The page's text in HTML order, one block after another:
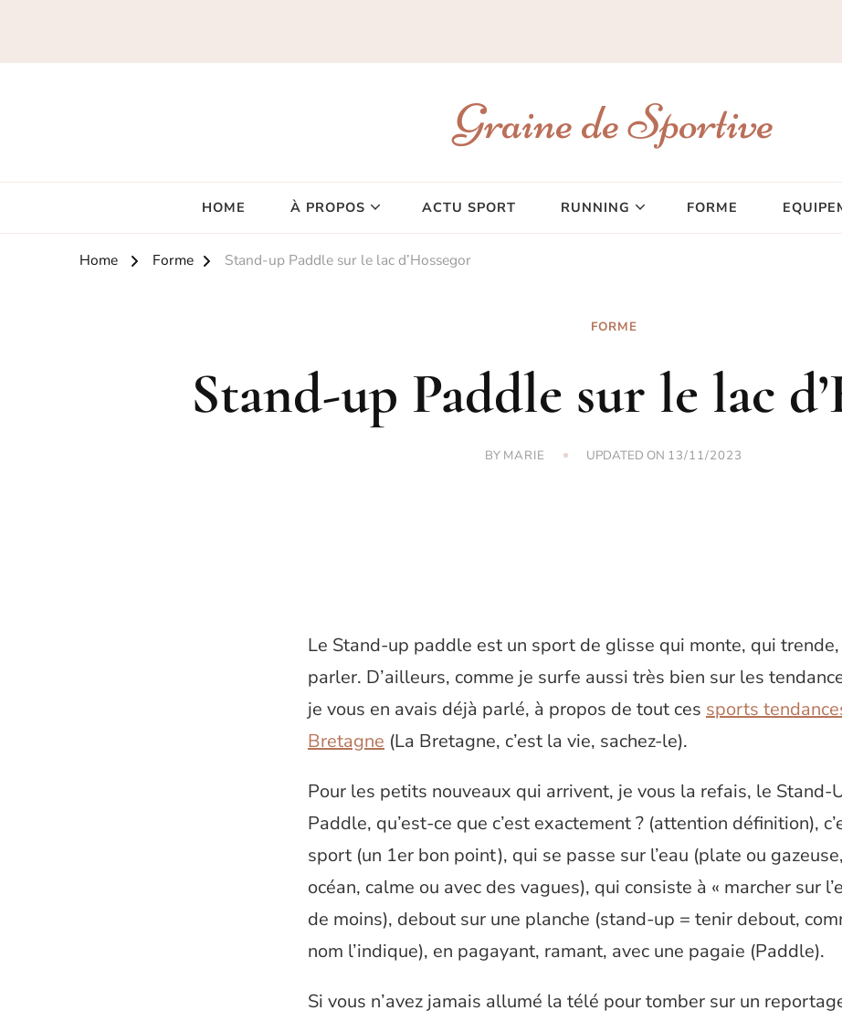
Graine de Sportive
HOME À PROPOS ACTU SPORT RUNNING FORME
Home Forme Stand-up Paddle sur le lac d’Hossegor
FORME
Stand-up Paddle sur le lac
BY MARIE UPDATED ON 13/11/2023
Le Stand-up paddle est un sport de glisse qui monte, qui
parler. D’ailleurs, comme je surfe aussi très bien sur les
je vous en avais déjà parlé, à propos de tout ces sports
Bretagne (La Bretagne, c’est la vie, sachez-le).
Pour les petits nouveaux qui arrivent, je vous la refais, le Stand-
Paddle, qu’est-ce que c’est exactement ? (attention définition),
sport (un 1er bon point), qui se passe sur l’eau (plate ou
océan, calme ou avec des vagues), qui consiste à « marcher sur
de moins), debout sur une planche (stand-up = tenir debout,
nom l’indique), en pagayant, ramant, avec une pagaie (Paddle).
Si vous n’avez jamais allumé la télé pour tomber sur un